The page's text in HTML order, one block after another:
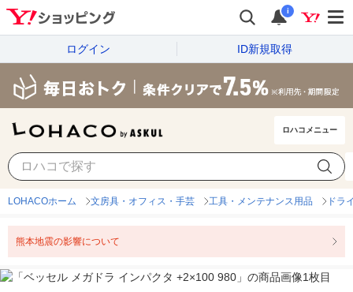
i
ログイン ID新規取得
ロハコメニュー
LOHACOホーム 文房具・オフィス・手芸 工具・メンテナンス用品 ドラ
熊本地震の影響について